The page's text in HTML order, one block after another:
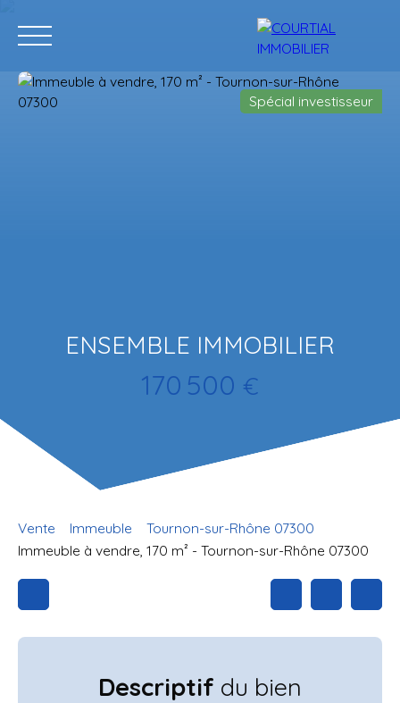
Spécial investisseur
ENSEMBLE IMMOBILIER
170 500 €
Vente Immeuble
Tournon-sur-Rhône 07300
Immeuble à vendre, 170 m² - Tournon-sur-Rhône 07300
Descriptif du bien